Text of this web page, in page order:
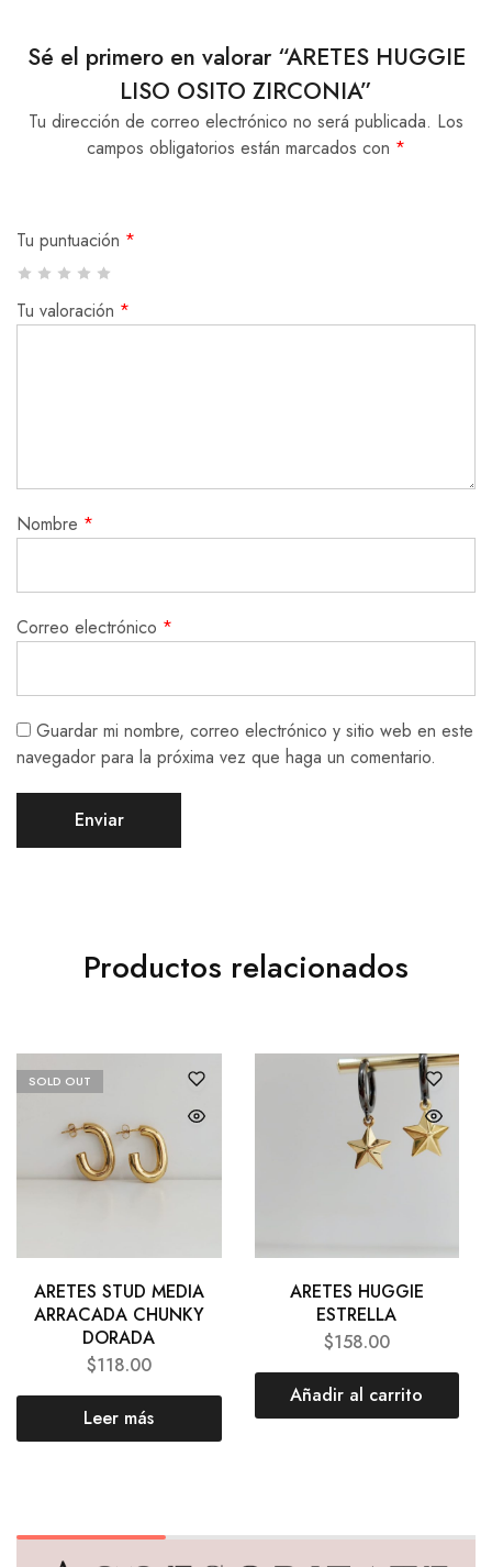
Sé el primero en valorar “ARETES HUGGIE
LISO OSITO ZIRCONIA”
Tu dirección de correo electrónico no será publicada. Los
campos obligatorios están marcados con *
Tu puntuación *
Tu valoración *
Nombre *
Correo electrónico *
Guardar mi nombre, correo electrónico y sitio web en este
navegador para la próxima vez que haga un comentario.
Productos relacionados
SOLD OUT
ARETES STUD MEDIA
ARRACADA CHUNKY
DORADA
$118.00
Leer más
ARETES HUGGIE
ESTRELLA
$158.00
Añadir al carrito